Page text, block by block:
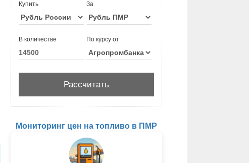
Купить За
В количестве По курсу от
Мониторинг цен на топливо в ПМР